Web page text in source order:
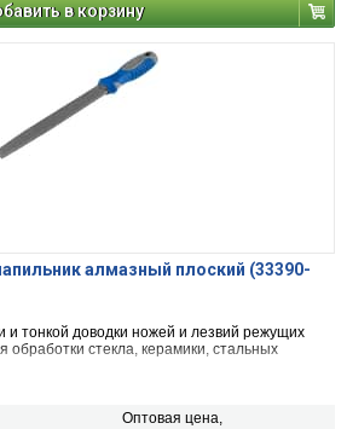
в корзину
алмазный плоский (33390-
и тонкой доводки ножей и лезвий режущих
обработки стекла, керамики, стальных
Оптовая цена,